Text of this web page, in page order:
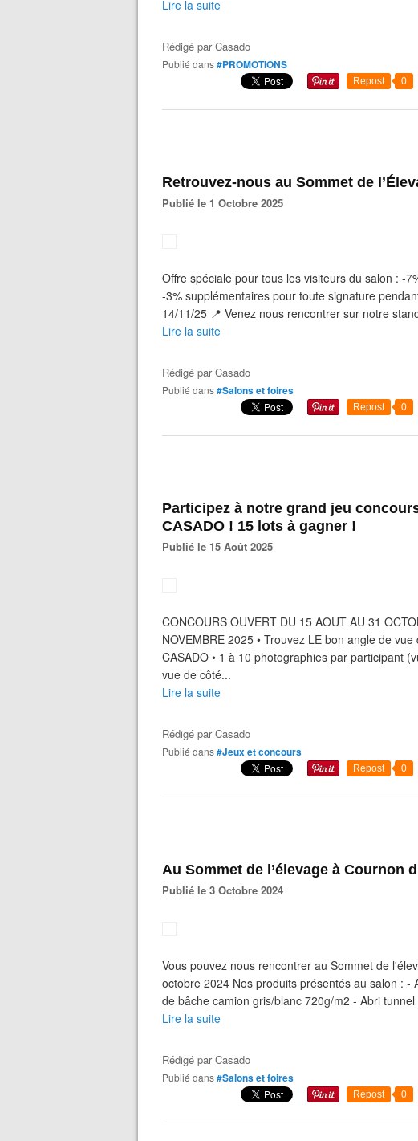
Lire la suite
Rédigé parCasado
Publié dans#PROMOTIONS
Repost 0
Retrouvez-nous au Sommet de
Publié le 1 Octobre 2025
Offre spéciale pour tous les visiteurs du salon : -
-3% supplémentaires pour toute signature
14/11/25 📍 Venez nous rencontrer sur notre
Lire la suite
Rédigé parCasado
Publié dans#Salons et foires
Repost 0
Participez à notre grand jeu
CASADO ! 15 lots à gagner !
Publié le 15 Août 2025
CONCOURS OUVERT DU 15 AOUT AU 31
NOVEMBRE 2025 • Trouvez LE bon angle de
CASADO • 1 à 10 photographies par participant
vue de côté...
Lire la suite
Rédigé parCasado
Publié dans#Jeux et concours
Repost 0
Au Sommet de l’élevage à Cournon
Publié le 3 Octobre 2024
Vous pouvez nous rencontrer au Sommet de
octobre 2024 Nos produits présentés au salon :
de bâche camion gris/blanc 720g/m2 - Abri
Lire la suite
Rédigé parCasado
Publié dans#Salons et foires
Repost 0